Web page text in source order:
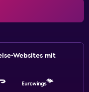
Websites mit